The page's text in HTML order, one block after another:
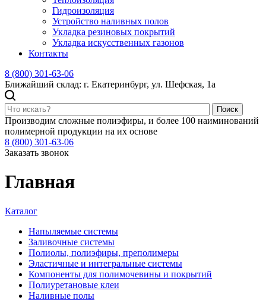
Гидроизоляция
Устройство наливных полов
Укладка резиновых покрытий
Укладка искусственных газонов
Контакты
8 (800) 301-63-06
Ближайший склад: г. Екатеринбург, ул. Шефская, 1а
Поиск
Производим сложные полиэфиры, и более 100 наиминований
полимерной продукции на их основе
8 (800) 301-63-06
Заказать звонок
Главная
Каталог
Напыляемые системы
Заливочные системы
Полиолы, полиэфиры, преполимеры
Эластичные и интегральные системы
Компоненты для полимочевины и покрытий
Полиуретановые клеи
Наливные полы